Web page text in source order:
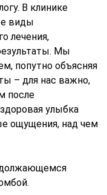
В клинике
виды
лечения,
Мы
попутно объясняя
– для нас важно,
после
улыбка
ощущения, над чем